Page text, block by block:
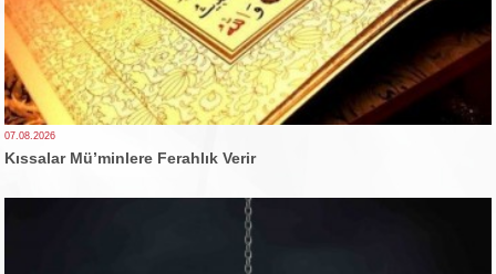
07.08.2026
Kıssalar Mü’minlere Ferahlık Verir